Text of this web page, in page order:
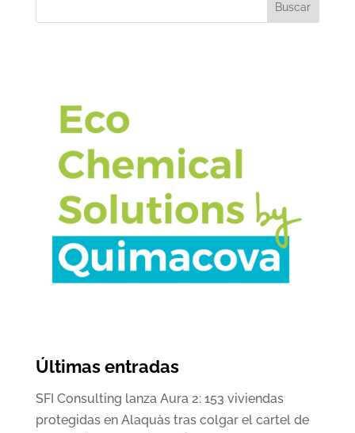
Buscar
Últimas entradas
SFI Consulting lanza Aura 2: 153 viviendas
protegidas en Alaquàs tras colgar el cartel de